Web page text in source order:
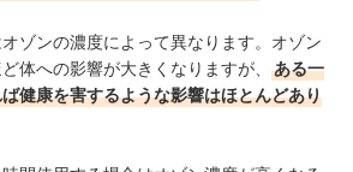
ゾンの濃度によって異なります。オゾン
体への影響が大きくなりますが、
ある一
健康を害するような影響はほとんどあり